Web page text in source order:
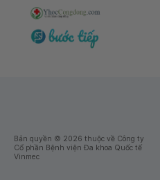
Bản quyền © 2026 thuộc về Công ty
Cổ phần Bệnh viện Đa khoa Quốc tế
Vinmec